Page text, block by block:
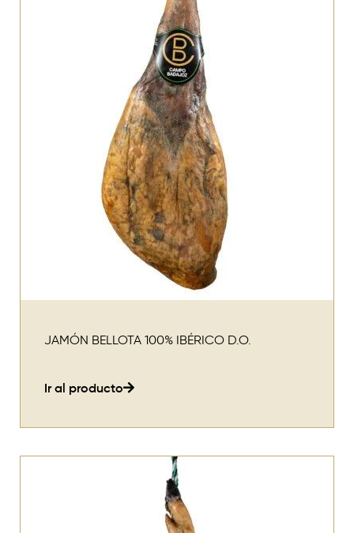
JAMÓN BELLOTA 100% IBÉRICO D.O.
Ir al producto